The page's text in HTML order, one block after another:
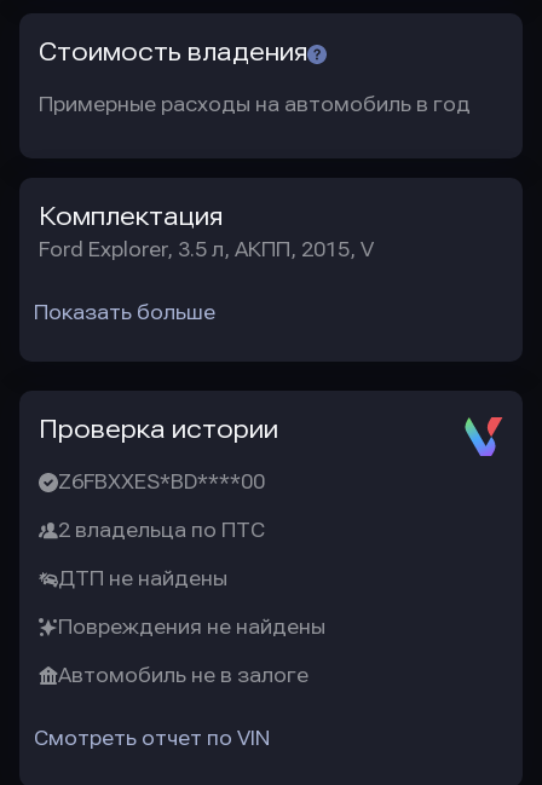
Стоимость владения
Примерные расходы на автомобиль в год
Комплектация
Ford Explorer, 3.5 л, АКПП, 2015, V
Показать больше
Проверка истории
Z6FBXXES*BD****00
2 владельца по ПТС
ДТП не найдены
Повреждения не найдены
Автомобиль не в залоге
Смотреть отчет по VIN